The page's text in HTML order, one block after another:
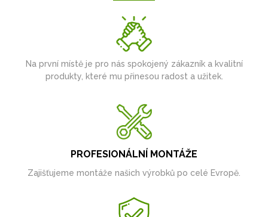
Na první místě je pro nás spokojený zákazník a kvalitní
produkty, které mu přinesou radost a užitek.
PROFESIONÁLNÍ MONTÁŽE
Zajišťujeme montáže našich výrobků po celé Evropě.